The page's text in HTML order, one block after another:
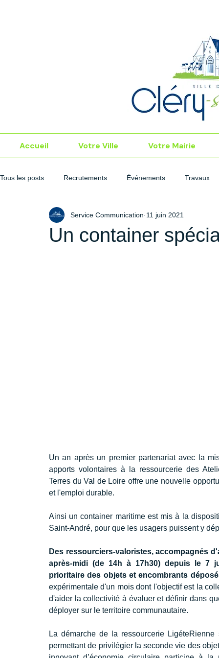
Accueil Votre Ville Votre Mairie
Tous les posts Recrutements Événements Travaux
Un container
Service Communication 11 juin 2021
Un an après un premier partenariat avec la
apports volontaires à la ressourcerie des
Terres du Val de Loire offre une nouvelle
et l'emploi durable.
Ainsi un container maritime est mis à la
Saint-André, pour que les usagers puissent y
Des ressourciers-valoristes, accompagnés
après-midi (de 14h à 17h30) depuis le 7
prioritaire des objets et encombrants
expérimentale d'un mois dont l'objectif est la
d'aider la collectivité à évaluer et définir dans
déployer sur le territoire communautaire.
La démarche de la ressourcerie
permettant de privilégier la seconde vie des